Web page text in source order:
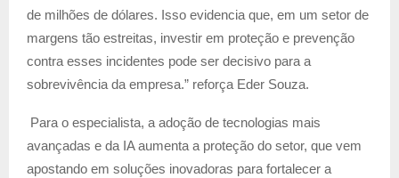
de milhões de dólares. Isso evidencia que, em um setor de
margens tão estreitas, investir em proteção e prevenção
contra esses incidentes pode ser decisivo para a
sobrevivência da empresa.” reforça Eder Souza.
Para o especialista, a adoção de tecnologias mais
avançadas e da IA aumenta a proteção do setor, que vem
apostando em soluções inovadoras para fortalecer a